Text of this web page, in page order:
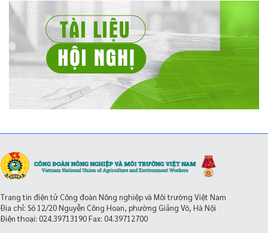
Trang tin điện tử Công đoàn Nông nghiệp và Môi trường Việt Nam
Địa chỉ: Số 12/20 Nguyễn Công Hoan, phường Giảng Võ, Hà Nội
Điện thoại: 024.39713190Fax: 04.39712700